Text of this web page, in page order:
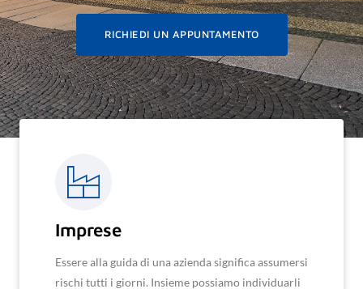
RICHIEDI UN APPUNTAMENTO
Imprese
Essere alla guida di una azienda significa assumersi
rischi tutti i giorni. Insieme possiamo individuarli